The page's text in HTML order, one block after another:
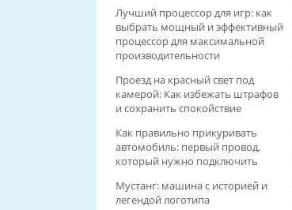
Лучший процессор для игр: как
выбрать мощный и эффективный
процессор для максимальной
производительности
Проезд на красный свет под
камерой: Как избежать штрафов
и сохранить спокойствие
Как правильно прикуривать
автомобиль: первый провод,
который нужно подключить
Мустанг: машина с историей и
легендой логотипа